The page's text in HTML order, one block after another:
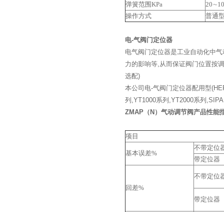
弹簧范围KPa
操作方式
普通
电-气阀门定位器
电气阀门定位器是工业自动化中
力的影响等,从而保证阀门位置按
选配)
本公司电-气阀门定位器配用型
列,YT1000系列,YT2000系列
ZMAP（N）气动调节阀产品性能
项目
基本误差%
不带定位
带定位器
回差%
不带定位
带定位器